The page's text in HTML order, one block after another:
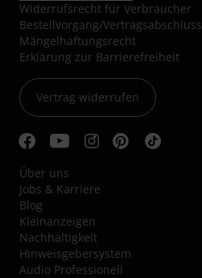
Widerrufsrecht für Verbraucher
Bestellvorgang/Vertragsabschluss
Mängelhaftungsrecht
Erklärung zur Barrierefreiheit
Vertrag widerrufen
Über uns
Jobs & Karriere
Blog
Kleinanzeigen
Nachhaltigkeit
Hinweisgebersystem
Audio Professionell